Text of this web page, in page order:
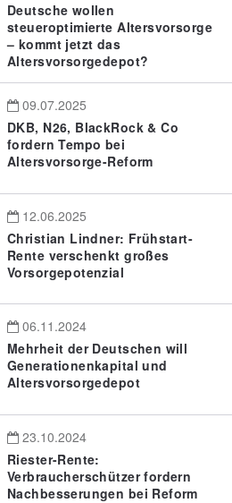
Deutsche wollen
steueroptimierte Altersvorsorge
– kommt jetzt das
Altersvorsorgedepot?
09.07.2025
DKB, N26, BlackRock & Co
fordern Tempo bei
Altersvorsorge-Reform
12.06.2025
Christian Lindner: Frühstart-
Rente verschenkt großes
Vorsorgepotenzial
06.11.2024
Mehrheit der Deutschen will
Generationenkapital und
Altersvorsorgedepot
23.10.2024
Riester-Rente:
Verbraucherschützer fordern
Nachbesserungen bei Reform